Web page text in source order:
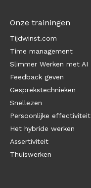
Onze trainingen
Tijdwinst.com
Time management
Slimmer Werken met AI
Feedback geven
Gesprekstechnieken
Snellezen
Persoonlijke effectiviteit
Het hybride werken
Assertiviteit
Thuiswerken